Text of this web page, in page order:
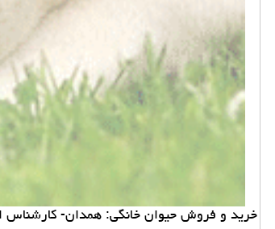
خرید و فروش حیوان خانگی: همدان- كارشناس اداره